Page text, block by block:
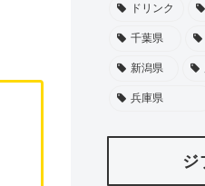
ドリンク
千葉県
新潟県
兵庫県
ジ